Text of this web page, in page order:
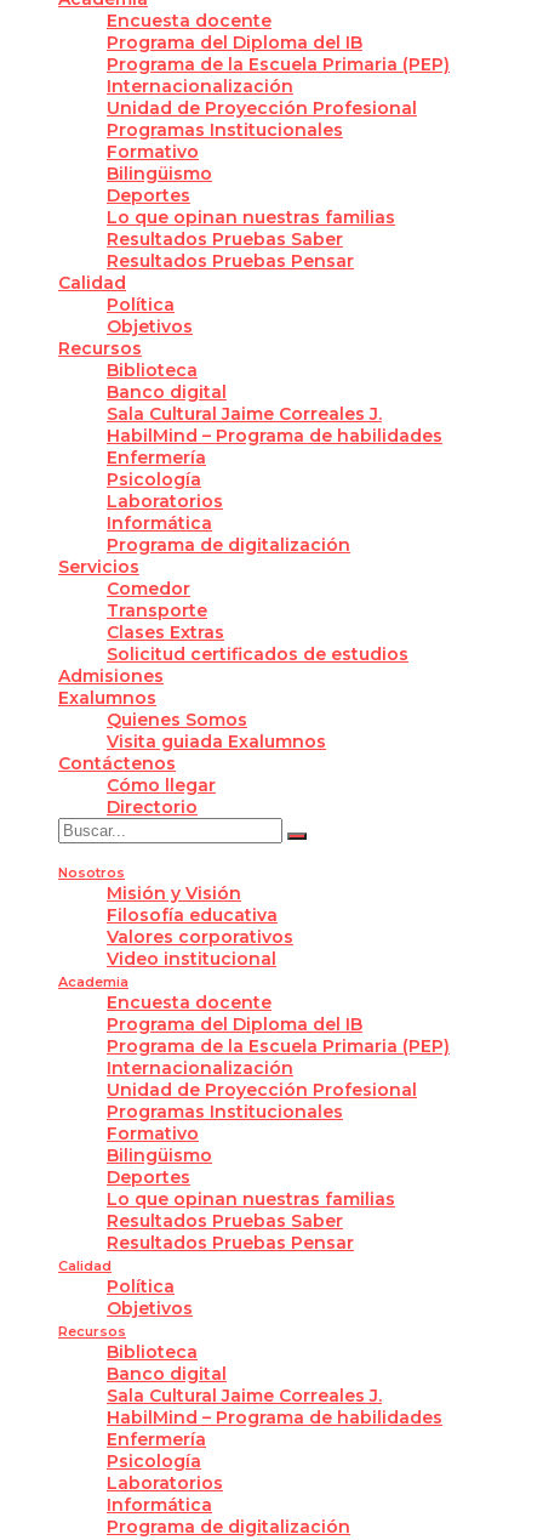
Encuesta docente
Programa del Diploma del IB
Programa de la Escuela Primaria (PEP)
Internacionalización
Unidad de Proyección Profesional
Programas Institucionales
Formativo
Bilingüismo
Deportes
Lo que opinan nuestras familias
Resultados Pruebas Saber
Resultados Pruebas Pensar
Calidad
Política
Objetivos
Recursos
Biblioteca
Banco digital
Sala Cultural Jaime Correales J.
HabilMind – Programa de habilidades
Enfermería
Psicología
Laboratorios
Informática
Programa de digitalización
Servicios
Comedor
Transporte
Clases Extras
Solicitud certificados de estudios
Admisiones
Exalumnos
Quienes Somos
Visita guiada Exalumnos
Contáctenos
Cómo llegar
Directorio
Nosotros
Misión y Visión
Filosofía educativa
Valores corporativos
Video institucional
Academia
Encuesta docente
Programa del Diploma del IB
Programa de la Escuela Primaria (PEP)
Internacionalización
Unidad de Proyección Profesional
Programas Institucionales
Formativo
Bilingüismo
Deportes
Lo que opinan nuestras familias
Resultados Pruebas Saber
Resultados Pruebas Pensar
Calidad
Política
Objetivos
Recursos
Biblioteca
Banco digital
Sala Cultural Jaime Correales J.
HabilMind – Programa de habilidades
Enfermería
Psicología
Laboratorios
Informática
Programa de digitalización